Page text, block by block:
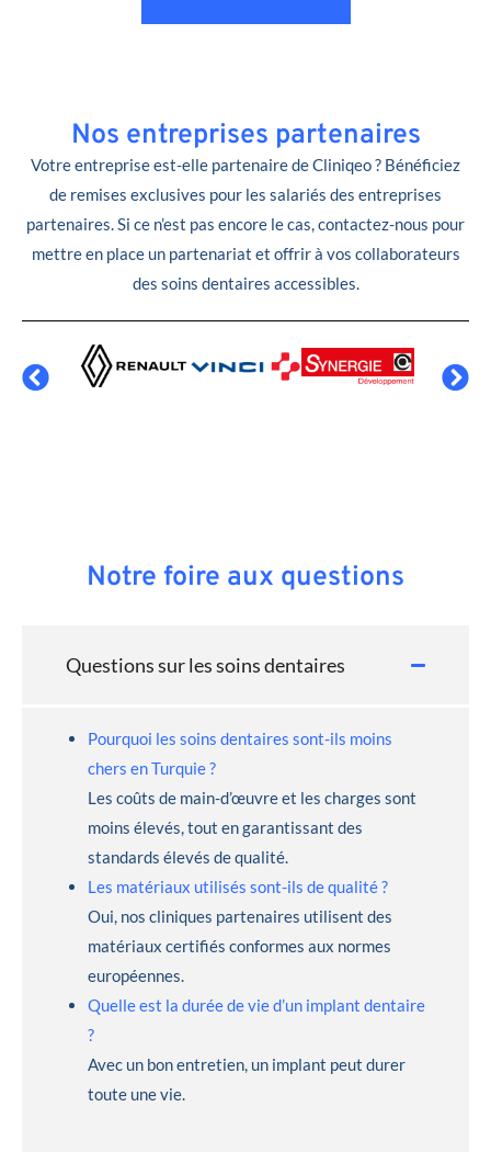
Nos entreprises partenaires
Votre entreprise est-elle partenaire de Cliniqeo ? Bénéficiez
de remises exclusives pour les salariés des entreprises
partenaires. Si ce n’est pas encore le cas, contactez-nous pour
mettre en place un partenariat et offrir à vos collaborateurs
des soins dentaires accessibles.
Notre foire aux questions
Questions sur les soins dentaires
Pourquoi les soins dentaires sont-ils moins
chers en Turquie ?
Les coûts de main-d’œuvre et les charges sont
moins élevés, tout en garantissant des
standards élevés de qualité.
Les matériaux utilisés sont-ils de qualité ?
Oui, nos cliniques partenaires utilisent des
matériaux certifiés conformes aux normes
européennes.
Quelle est la durée de vie d’un implant dentaire
?
Avec un bon entretien, un implant peut durer
toute une vie.